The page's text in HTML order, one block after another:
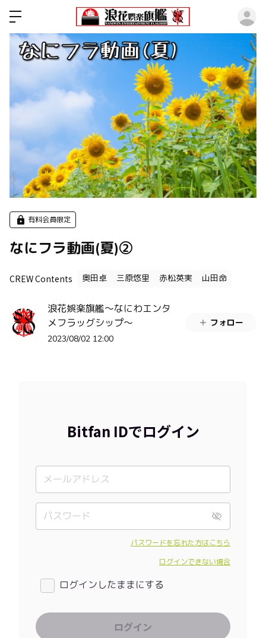
有料会員限定
なにフラ動画(夏)②
CREW Contents 奥田卓 三原悠里 赤松英実 山田命
浪花娯楽旗艦～なにわエンタ
メフラッグシップ～
2023/08/02 12:00
フォロー
Bitfan IDでログイン
パスワードを忘れた方はこちら
ログインできない場合
ログインしたままにする